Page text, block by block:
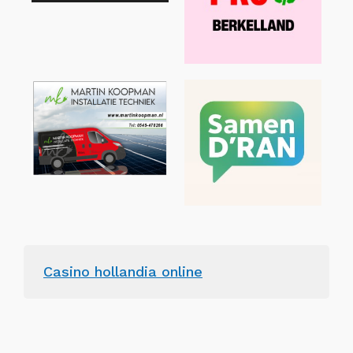
Casino hollandia online